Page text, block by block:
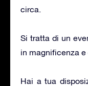
circa.
Si tratta di un
in magnificenza
Hai a tua